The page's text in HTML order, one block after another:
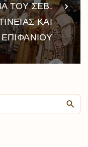
ΤΟΥ ΣΕΒ.
ΚΑΙ